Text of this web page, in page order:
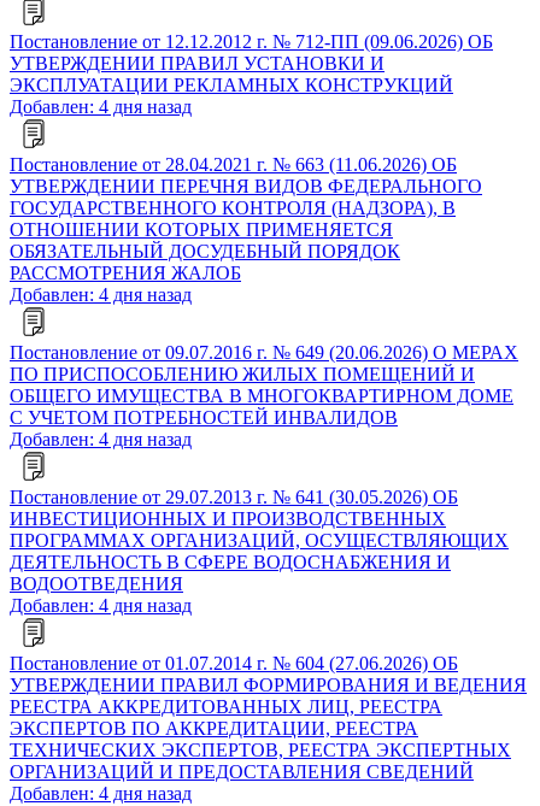
Постановление от 12.12.2012 г. № 712-ПП (09.06.2026) ОБ
УТВЕРЖДЕНИИ ПРАВИЛ УСТАНОВКИ И
ЭКСПЛУАТАЦИИ РЕКЛАМНЫХ КОНСТРУКЦИЙ
Добавлен: 4 дня назад
Постановление от 28.04.2021 г. № 663 (11.06.2026) ОБ
УТВЕРЖДЕНИИ ПЕРЕЧНЯ ВИДОВ ФЕДЕРАЛЬНОГО
ГОСУДАРСТВЕННОГО КОНТРОЛЯ (НАДЗОРА), В
ОТНОШЕНИИ КОТОРЫХ ПРИМЕНЯЕТСЯ
ОБЯЗАТЕЛЬНЫЙ ДОСУДЕБНЫЙ ПОРЯДОК
РАССМОТРЕНИЯ ЖАЛОБ
Добавлен: 4 дня назад
Постановление от 09.07.2016 г. № 649 (20.06.2026) О МЕРАХ
ПО ПРИСПОСОБЛЕНИЮ ЖИЛЫХ ПОМЕЩЕНИЙ И
ОБЩЕГО ИМУЩЕСТВА В МНОГОКВАРТИРНОМ ДОМЕ
С УЧЕТОМ ПОТРЕБНОСТЕЙ ИНВАЛИДОВ
Добавлен: 4 дня назад
Постановление от 29.07.2013 г. № 641 (30.05.2026) ОБ
ИНВЕСТИЦИОННЫХ И ПРОИЗВОДСТВЕННЫХ
ПРОГРАММАХ ОРГАНИЗАЦИЙ, ОСУЩЕСТВЛЯЮЩИХ
ДЕЯТЕЛЬНОСТЬ В СФЕРЕ ВОДОСНАБЖЕНИЯ И
ВОДООТВЕДЕНИЯ
Добавлен: 4 дня назад
Постановление от 01.07.2014 г. № 604 (27.06.2026) ОБ
УТВЕРЖДЕНИИ ПРАВИЛ ФОРМИРОВАНИЯ И ВЕДЕНИЯ
РЕЕСТРА АККРЕДИТОВАННЫХ ЛИЦ, РЕЕСТРА
ЭКСПЕРТОВ ПО АККРЕДИТАЦИИ, РЕЕСТРА
ТЕХНИЧЕСКИХ ЭКСПЕРТОВ, РЕЕСТРА ЭКСПЕРТНЫХ
ОРГАНИЗАЦИЙ И ПРЕДОСТАВЛЕНИЯ СВЕДЕНИЙ
Добавлен: 4 дня назад